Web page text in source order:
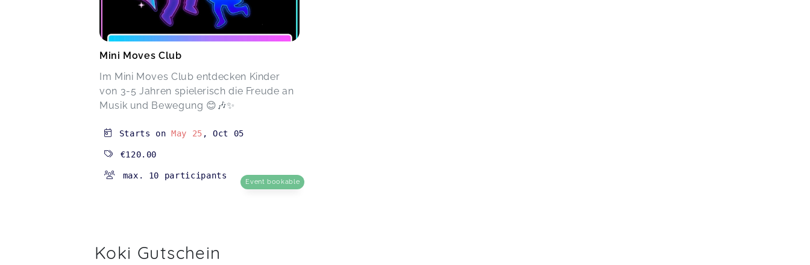
Mini Moves Club
Im Mini Moves Club entdecken Kinder
von 3-5 Jahren spielerisch die Freude an
Musik und Bewegung 😊🎶✨
Starts onMay 25 ,Oct 05
€120.00
max. 10 participants
Event bookable
Koki Gutschein